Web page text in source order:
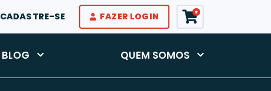
CADASTRE-SE FAZER LOGIN +
BLOG QUEM SOMOS